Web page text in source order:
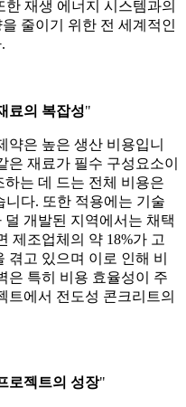
재생 에너지 시스템과의
줄이기 위한 전 세계적인
료의 복잡성"
약은 높은 생산 비용입니
재료가 필수 구성요소이
는 데 드는 전체 비용은
니다. 또한 적용에는 기술
개발된 지역에서는 채택
제조업체의 약 18%가 고
고 있으며 이로 인해 비
은 특히 비용 효율성이 주
트에서 전도성 콘크리트의
로젝트의 성장"